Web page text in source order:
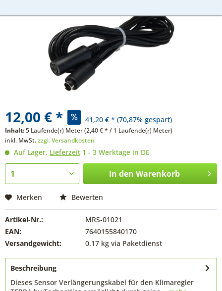
12,00 € * 41,20 € * (70,87% gespart)
Inhalt:5 Laufende(r) Meter (2,40 € * / 1 Laufende(r) Meter)
inkl. MwSt.zzgl. Versandkosten
Auf Lager, Lieferzeit 1 - 3 Werktage in DE
In den Warenkorb
Merken Bewerten
Artikel-Nr.:
MRS-01021
EAN:
7640155840170
Versandgewicht:
0.17 kg via Paketdienst
Beschreibung
Dieses Sensor Verlängerungskabel für den Klimaregler